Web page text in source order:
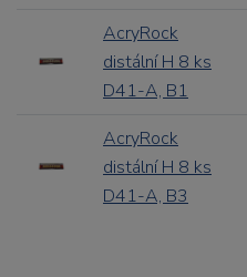
AcryRock
distální H 8 ks
D41-A, B1
AcryRock
distální H 8 ks
D41-A, B3